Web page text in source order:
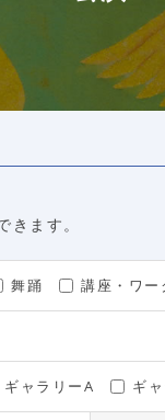
ます。
舞踊 講座・ワー
ギャラリーA ギ